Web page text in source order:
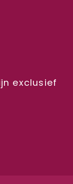
exclusief